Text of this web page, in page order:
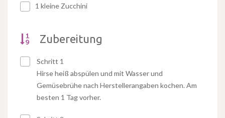
1 kleine Zucchini
Zubereitung
Schritt 1
Hirse heiß abspülen und mit Wasser und
Gemüsebrühe nach Herstellerangaben kochen. Am
besten 1 Tag vorher.